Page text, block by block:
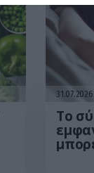
31.07.2026
Το